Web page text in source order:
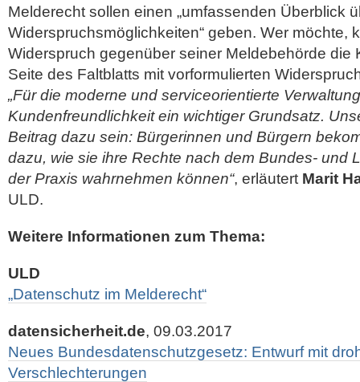
Melderecht sollen einen „umfassenden Überblick
Widerspruchsmöglichkeiten“ geben. Wer möchte,
Widerspruch gegenüber seiner Meldebehörde die
Seite des Faltblatts mit vorformulierten
„Für die moderne und serviceorientierte
Kundenfreundlichkeit ein wichtiger Grundsatz.
Beitrag dazu sein: Bürgerinnen und Bürgern
dazu, wie sie ihre Rechte nach dem Bundes- und
der Praxis wahrnehmen können“, erläutert Marit
ULD.
Weitere Informationen zum Thema:
ULD
„Datenschutz im Melderecht“
datensicherheit.de, 09.03.2017
Neues Bundesdatenschutzgesetz: Entwurf mit
Verschlechterungen